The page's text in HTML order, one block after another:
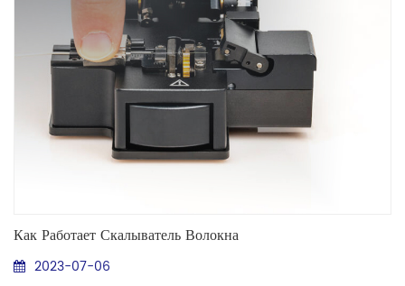
Как Работает Скалыватель Волокна
2023-07-06